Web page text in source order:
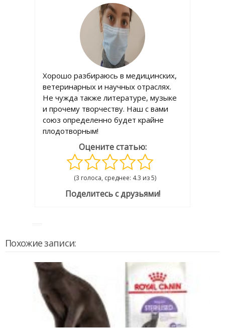
Хорошо разбираюсь в медицинских,
ветеринарных и научных отраслях.
Не чужда также литературе, музыке
и прочему творчеству. Наш с вами
союз определенно будет крайне
плодотворным!
Оцените статью:
(3 голоса, среднее: 4.3 из 5)
Поделитесь с друзьями!
Похожие записи: